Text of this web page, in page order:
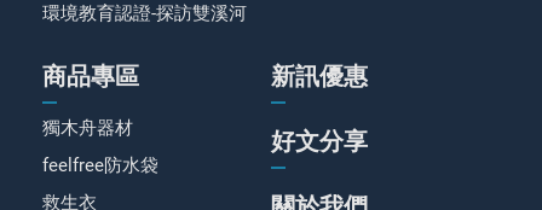
環境教育認證-探訪雙溪河
商品專區
獨木舟器材
feelfree防水袋
救生衣
新訊優惠
好文分享